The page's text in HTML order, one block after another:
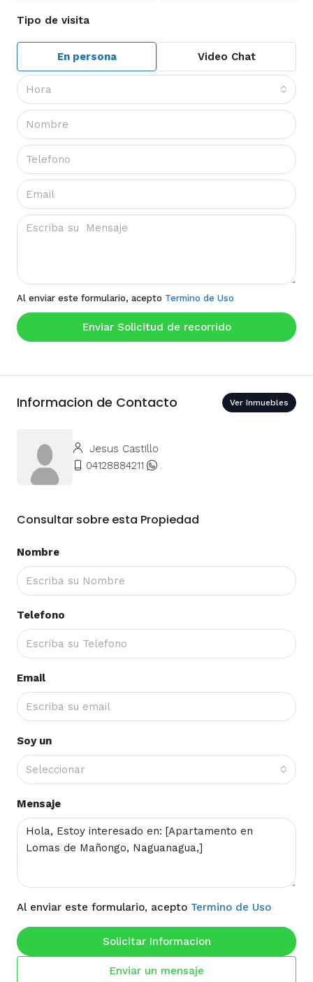
Tipo de visita
En persona Video Chat
Hora
Al enviar este formulario, acepto Termino de Uso
Enviar Solicitud de recorrido
Informacion de Contacto Ver Inmuebles
Jesus Castillo
04128884211
.
Consultar sobre esta Propiedad
Nombre
Telefono
Email
Soy un
Seleccionar
Mensaje
Al enviar este formulario, acepto Termino de Uso
Solicitar Informacion
Enviar un mensaje